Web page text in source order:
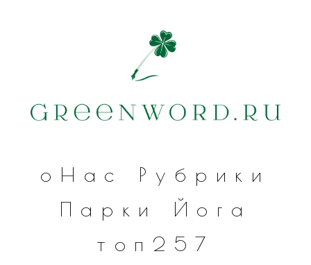
оНас
Рубрики
Парки
Йога
топ257